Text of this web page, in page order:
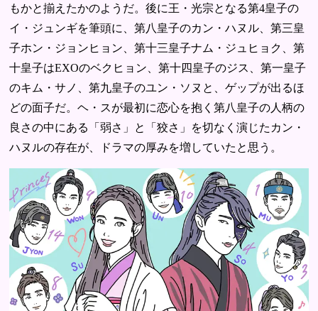
もかと揃えたかのようだ。後に王・光宗となる第4皇子の
イ・ジュンギを筆頭に、第八皇子のカン・ハヌル、第三皇
子ホン・ジョンヒョン、第十三皇子ナム・ジュヒョク、第
十皇子はEXOのベクヒョン、第十四皇子のジス、第一皇子
のキム・サノ、第九皇子のユン・ソヌと、ゲップが出るほ
どの面子だ。ヘ・スが最初に恋心を抱く第八皇子の人柄の
良さの中にある「弱さ」と「狡さ」を切なく演じたカン・
ハヌルの存在が、ドラマの厚みを増していたと思う。